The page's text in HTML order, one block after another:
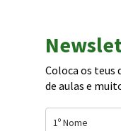
Coloca os teus
de aulas e